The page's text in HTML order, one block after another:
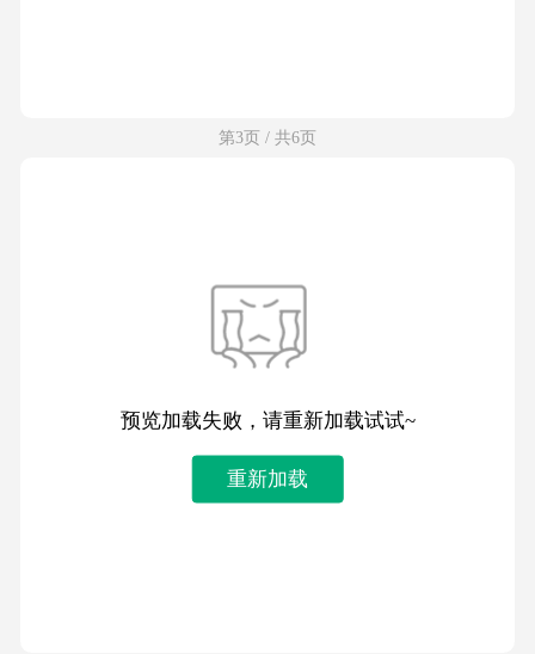
第3页 / 共6页
预览加载失败，请重新加载试试~
重新加载